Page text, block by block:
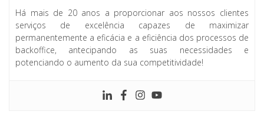
Há mais de 20 anos a proporcionar aos nossos clientes
serviços de excelência capazes de maximizar
permanentemente a eficácia e a eficiência dos processos de
backoffice, antecipando as suas necessidades e
potenciando o aumento da sua competitividade!